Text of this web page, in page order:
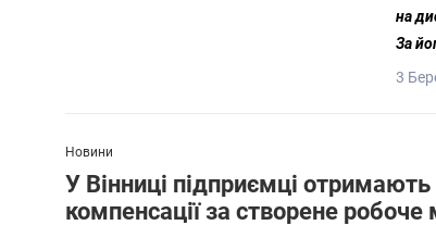
на
За
3
Новини
У Вінниці підприємці
компенсації за створене робоче